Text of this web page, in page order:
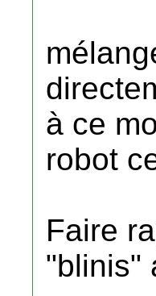
à ce
robot
Faire
"blinis"